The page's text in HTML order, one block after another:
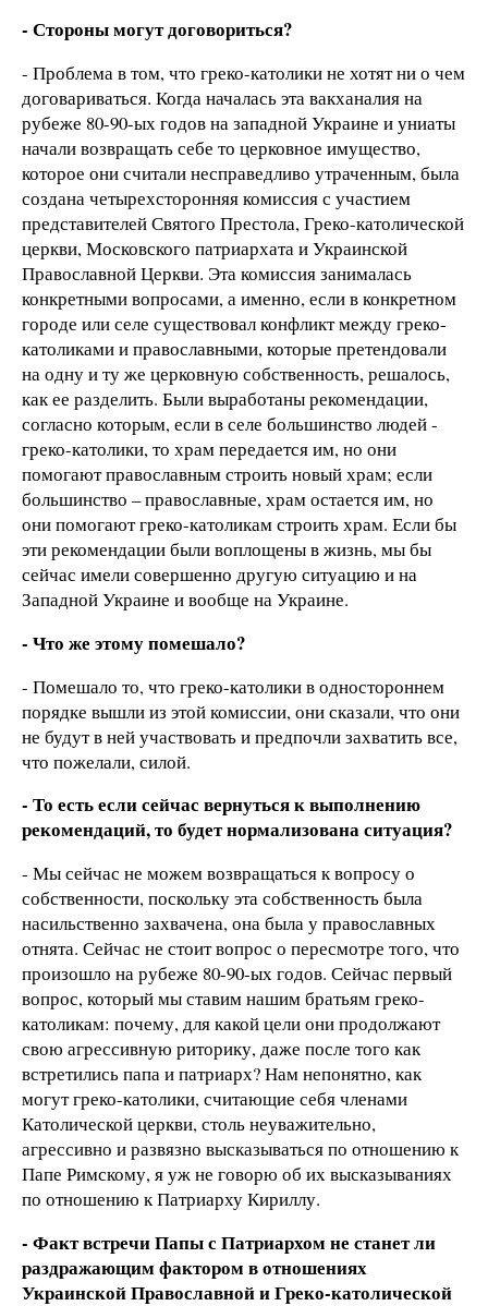
- Стороны могут договориться?
- Проблема в том, что греко-католики не хотят ни о чем
договариваться. Когда началась эта вакханалия на
рубеже 80-90-ых годов на западной Украине и униаты
начали возвращать себе то церковное имущество,
которое они считали несправедливо утраченным, была
создана четырехсторонняя комиссия с участием
представителей Святого Престола, Греко-католической
церкви, Московского патриархата и Украинской
Православной Церкви. Эта комиссия занималась
конкретными вопросами, а именно, если в конкретном
городе или селе существовал конфликт между греко-
католиками и православными, которые претендовали
на одну и ту же церковную собственность, решалось,
как ее разделить. Были выработаны рекомендации,
согласно которым, если в селе большинство людей -
греко-католики, то храм передается им, но они
помогают православным строить новый храм; если
большинство – православные, храм остается им, но
они помогают греко-католикам строить храм. Если бы
эти рекомендации были воплощены в жизнь, мы бы
сейчас имели совершенно другую ситуацию и на
Западной Украине и вообще на Украине.
- Что же этому помешало?
- Помешало то, что греко-католики в одностороннем
порядке вышли из этой комиссии, они сказали, что они
не будут в ней участвовать и предпочли захватить все,
что пожелали, силой.
- То есть если сейчас вернуться к выполнению
рекомендаций, то будет нормализована ситуация?
- Мы сейчас не можем возвращаться к вопросу о
собственности, поскольку эта собственность была
насильственно захвачена, она была у православных
отнята. Сейчас не стоит вопрос о пересмотре того, что
произошло на рубеже 80-90-ых годов. Сейчас первый
вопрос, который мы ставим нашим братьям греко-
католикам: почему, для какой цели они продолжают
свою агрессивную риторику, даже после того как
встретились папа и патриарх? Нам непонятно, как
могут греко-католики, считающие себя членами
Католической церкви, столь неуважительно,
агрессивно и развязно высказываться по отношению к
Папе Римскому, я уж не говорю об их высказываниях
по отношению к Патриарху Кириллу.
- Факт встречи Папы с Патриархом не станет ли
раздражающим фактором в отношениях
Украинской Православной и Греко-католической